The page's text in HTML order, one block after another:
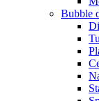
Bubble